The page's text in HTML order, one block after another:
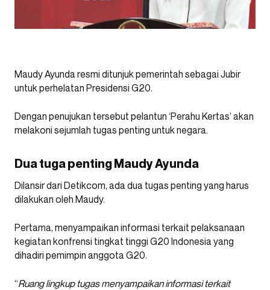
Maudy Ayunda resmi ditunjuk pemerintah sebagai Jubir
untuk perhelatan Presidensi G20.
Dengan penujukan tersebut pelantun ‘Perahu Kertas’ akan
melakoni sejumlah tugas penting untuk negara.
Dua tuga penting Maudy Ayunda
Dilansir dari Detikcom, ada dua tugas penting yang harus
dilakukan oleh Maudy.
Pertama, menyampaikan informasi terkait pelaksanaan
kegiatan konfrensi tingkat tinggi G20 Indonesia yang
dihadiri pemimpin anggota G20.
“Ruang lingkup tugas menyampaikan informasi terkait